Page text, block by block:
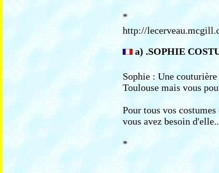
*
http://
a) .SOPHIE
Sophie : Une
Toulouse mais vous
Pour tous vos
vous avez besoin
*